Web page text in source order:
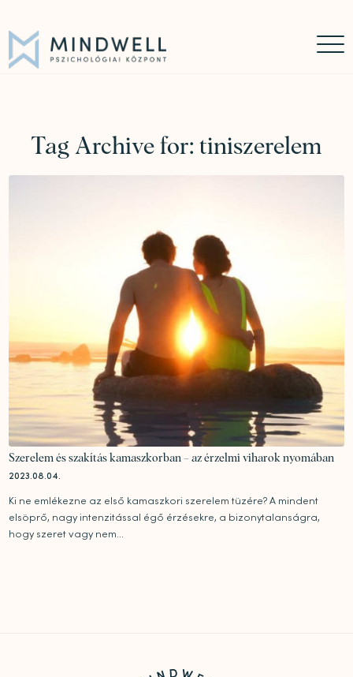
Tag Archive for: tiniszerelem
Szerelem és szakítás kamaszkorban – az érzelmi viharok nyomában
2023.08.04.
Ki ne emlékezne az első kamaszkori szerelem tüzére? A mindent
elsöprő, nagy intenzitással égő érzésekre, a bizonytalanságra,
hogy szeret vagy nem...